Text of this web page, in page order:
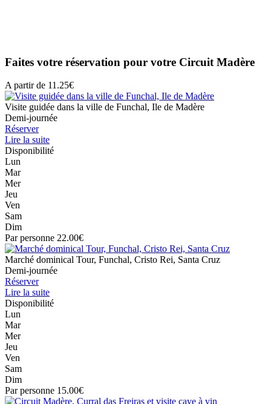
Faites votre réservation pour votre Circuit Madère
A partir de 11.25€
Visite guidée dans la ville de Funchal, Ile de Madère
Demi-journée
Réserver
Lire la suite
Disponibilité
Lun
Mar
Mer
Jeu
Ven
Sam
Dim
Par personne 22.00€
Marché dominical Tour, Funchal, Cristo Rei, Santa Cruz
Demi-journée
Réserver
Lire la suite
Disponibilité
Lun
Mar
Mer
Jeu
Ven
Sam
Dim
Par personne 15.00€